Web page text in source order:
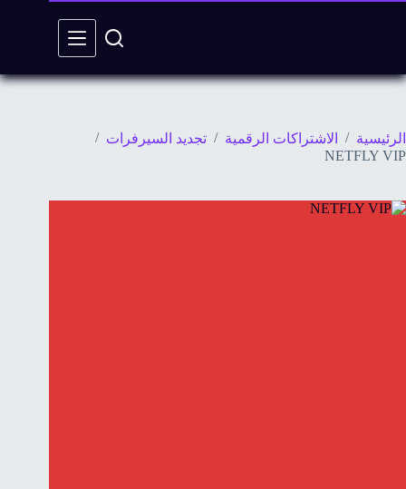
الرئيسية / الاشتراكات الرقمية / تجديد السيرفرات /
NETFLY VIP